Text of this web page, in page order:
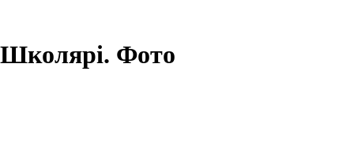
Школярі. Фото